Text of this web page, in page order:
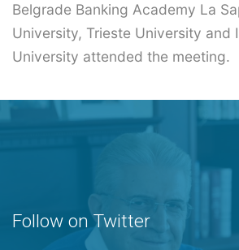
Belgrade Banking Academy La
University, Trieste University and
University attended the meeting.
Follow on Twitter